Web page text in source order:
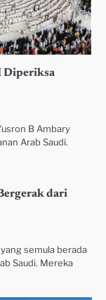
Diperiksa
B Ambary
Arab Saudi.
dari
semula berada
Saudi. Mereka